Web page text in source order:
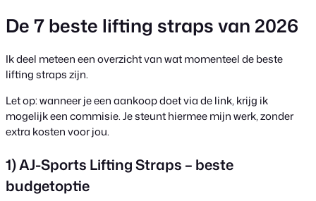
De 7 beste lifting straps van 2026
Ik deel meteen een overzicht van wat momenteel de beste
lifting straps zijn.
Let op: wanneer je een aankoop doet via de link, krijg ik
mogelijk een commisie. Je steunt hiermee mijn werk, zonder
extra kosten voor jou.
1) AJ-Sports Lifting Straps – beste
budgetoptie